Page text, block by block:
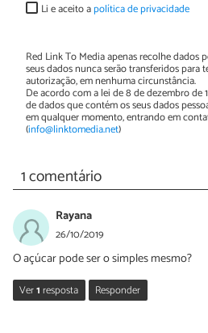
Li e aceito apolítica de privacidade
Red Link To Media apenas recolhe dados
seus dados nunca serão transferidos para
autorização, em nenhuma circunstância.
De acordo com a lei de 8 de dezembro de
de dados que contém os seus dados
em qualquer momento, entrando em
(info@linktomedia.net)
1 comentário
Rayana
26/10/2019
O açúcar pode ser o simples mesmo?
Ver1resposta Responder